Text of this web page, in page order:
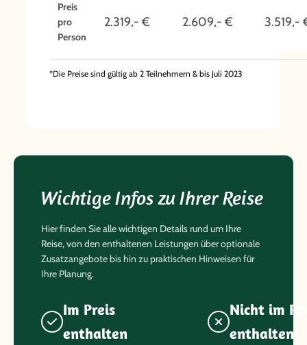
sogenannten ‚trockenen Halong Bucht‘auf dem
Programm. In der eigentlichen Halong Bucht kreuzen
waldbedeckten Kalksteininseln auf einer traditionellen
Preis
pro
Person
2.319,- € 2.609,- € 3.519,-
*Die Preise sind gültig ab 2 Teilnehmern & bis Juli 2023
Wichtige Infos zu Ihrer Reise
Hier finden Sie alle wichtigen Details rund um Ihre
Reise, von den enthaltenen Leistungen über optionale
Zusatzangebote bis hin zu praktischen Hinweisen für
Ihre Planung.
Im Preis
enthalten
Nicht im
enthalten